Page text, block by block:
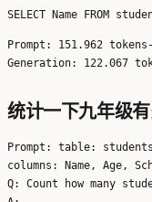
Prompt: 151.962
统计一下九年级有
Prompt: table: students
columns: Name, Age,
Q: Count how many